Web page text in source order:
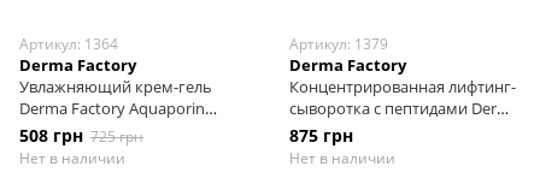
Артикул: 1364
Derma Factory
Увлажняющий крем-гель
Derma Factory Aquaporin
Hydrating Cream, 70 мл
508 грн 725 грн
Нет в наличии
Артикул: 1379
Derma Factory
Концентрированная лифтинг-
сыворотка с пептидами Derma
Factory Matrixyl 15% Multi
Wrinkle Serum, 30 мл
875 грн
Нет в наличии